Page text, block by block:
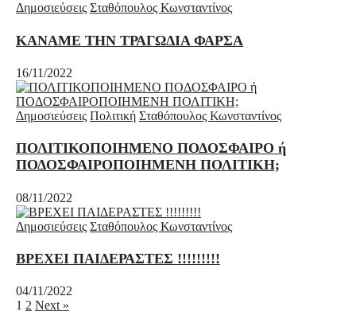
Δημοσιεύσεις Σταθόπουλος Κωνσταντίνος
ΚΑΝΑΜΕ ΤΗΝ ΤΡΑΓΩΔΙΑ ΦΑΡΣΑ
16/11/2022
Δημοσιεύσεις Πολιτική Σταθόπουλος Κωνσταντίνος
ΠΟΛΙΤΙΚΟΠΟΙΗΜΕΝΟ ΠΟΔΟΣΦΑΙΡΟ ή
ΠΟΔΟΣΦΑΙΡΟΠΟΙΗΜΕΝΗ ΠΟΛΙΤΙΚΗ;
08/11/2022
Δημοσιεύσεις Σταθόπουλος Κωνσταντίνος
ΒΡΕΧΕΙ ΠΑΙΔΕΡΑΣΤΕΣ !!!!!!!!!
04/11/2022
1 2 Next »